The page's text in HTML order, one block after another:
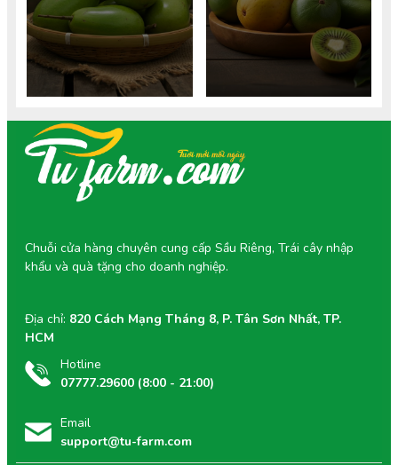
ăn hồng xiêm không lo tăng
cân. Tìm hiểu giá trị dinh
an toàn và cách chọn hồng
xiêm chuẩn VietGAP tốt cho
mẹ và thai nhi.
Hotline
07777.29600 (8:00 - 21:00)
Email
support@tu-farm.com
Chuỗi cửa hàng chuyên cung cấp Sầu Riêng, Trái cây nhập
khẩu và quà tặng cho doanh nghiệp.
Địa chỉ: 820 Cách Mạng Tháng 8, P. Tân Sơn Nhất, TP.
HCM